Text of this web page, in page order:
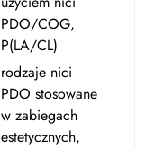
PDO/COG,
P(LA/CL)
rodzaje nici
PDO stosowane
w zabiegach
estetycznych,